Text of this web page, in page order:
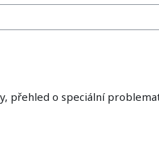
přehled o speciální